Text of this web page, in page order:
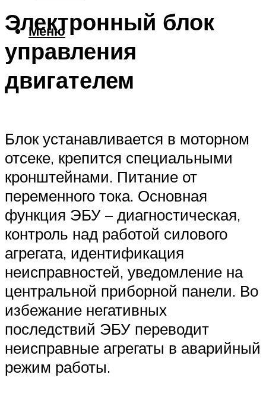
Меню
Электронный блок
управления
двигателем
Блок устанавливается в моторном
отсеке, крепится специальными
кронштейнами. Питание от
переменного тока. Основная
функция ЭБУ – диагностическая,
контроль над работой силового
агрегата, идентификация
неисправностей, уведомление на
центральной приборной панели. Во
избежание негативных
последствий ЭБУ переводит
неисправные агрегаты в аварийный
режим работы.